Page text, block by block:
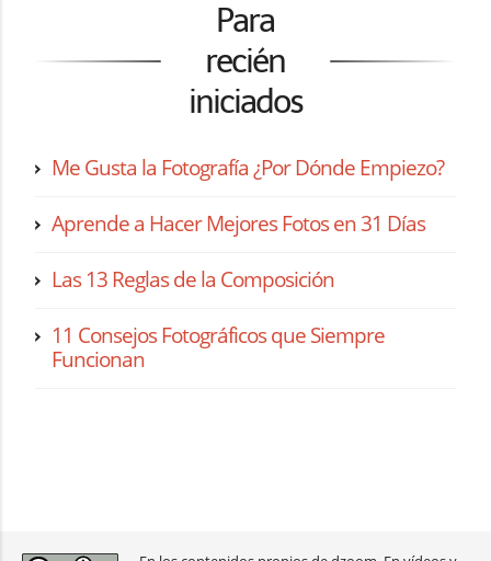
Para
recién
iniciados
Me Gusta la Fotografía ¿Por Dónde Empiezo?
Aprende a Hacer Mejores Fotos en 31 Días
Las 13 Reglas de la Composición
11 Consejos Fotográficos que Siempre
Funcionan